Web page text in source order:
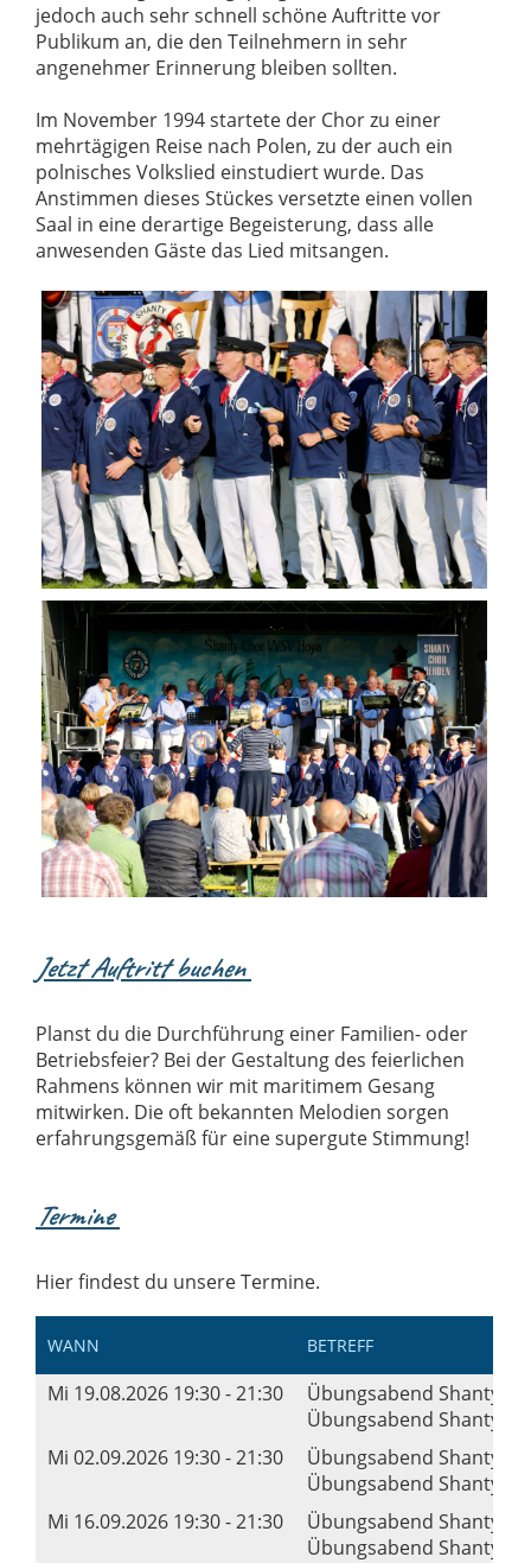
jedoch auch sehr schnell schöne Auftritte vor
Publikum an, die den Teilnehmern in sehr
angenehmer Erinnerung bleiben sollten.
Im November 1994 startete der Chor zu einer
mehrtägigen Reise nach Polen, zu der auch ein
polnisches Volkslied einstudiert wurde. Das
Anstimmen dieses Stückes versetzte einen vollen
Saal in eine derartige Begeisterung, dass alle
anwesenden Gäste das Lied mitsangen.
Jetzt Auftritt buchen
Planst du die Durchführung einer Familien- oder
Betriebsfeier? Bei der Gestaltung des feierlichen
Rahmens können wir mit maritimem Gesang
mitwirken. Die oft bekannten Melodien sorgen
erfahrungsgemäß für eine supergute Stimmung!
Termine
Hier findest du unsere Termine.
WANN BETREFF
Mi 19.08.2026 19:30 - 21:30
Übungsabend Shanty-
Übungsabend Shanty's,
Mi 02.09.2026 19:30 - 21:30
Übungsabend Shanty-
Übungsabend Shanty's,
Mi 16.09.2026 19:30 - 21:30
Übungsabend Shanty-
Übungsabend Shanty's,